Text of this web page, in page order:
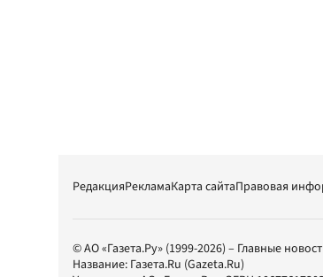
РедакцияРекламаКарта сайтаПравовая
© АО «Газета.Ру» (1999-2026) – Главные
Название: Газета.Ru (Gazeta.Ru)